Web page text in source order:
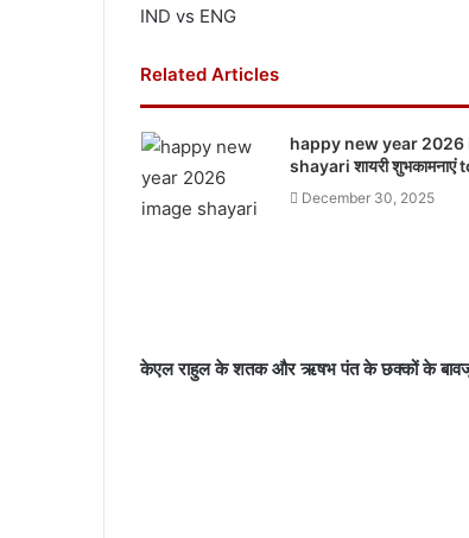
IND vs ENG
Related Articles
happy new year 2026
shayari शायरी शुभकामनाएं
December 30, 2025
केएल राहुल के शतक और ऋषभ पंत के छक्कों के बावजूद